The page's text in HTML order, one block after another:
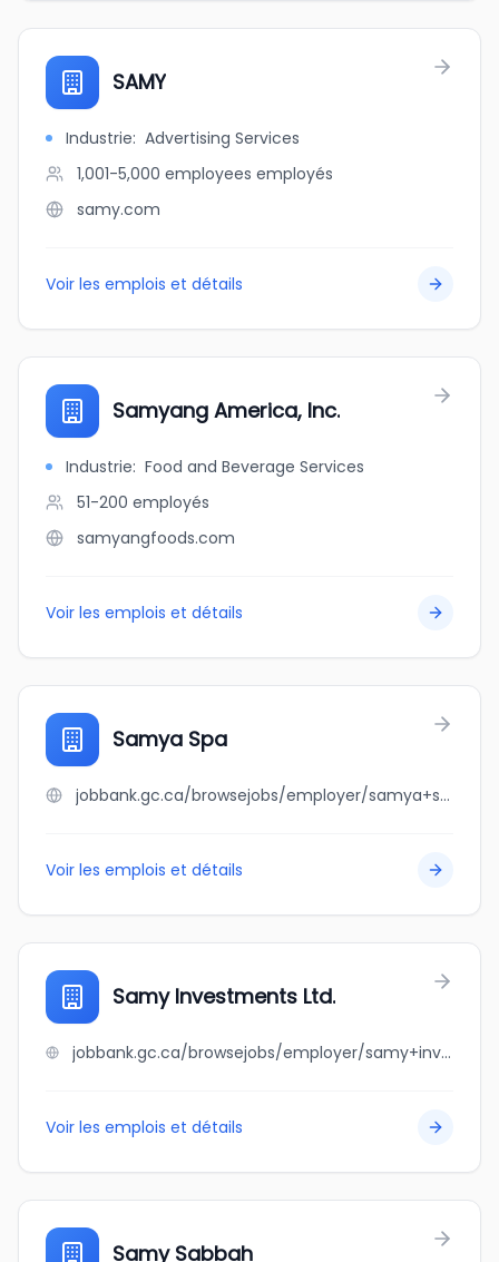
SAMY
Industrie: Advertising Services
1,001-5,000 employees employés
samy.com
Voir les emplois et détails
Samyang America, Inc.
Industrie: Food and Beverage Services
51-200 employés
samyangfoods.com
Voir les emplois et détails
Samya Spa
jobbank.gc.ca/browsejobs/employer/samya+spa/ca
Voir les emplois et détails
Samy Investments Ltd.
jobbank.gc.ca/browsejobs/employer/samy+investments+ltd./ca
Voir les emplois et détails
Samy Sabbah